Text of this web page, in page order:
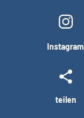
Instagram
teilen